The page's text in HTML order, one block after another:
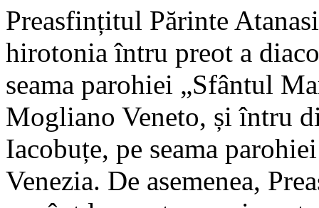
Preasfințitul Părinte
hirotonia întru preot a
seama parohiei „Sfântul
Mogliano Veneto, și întru
Iacobuțe, pe seama
Venezia. De asemenea,